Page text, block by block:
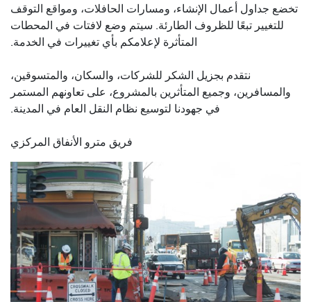
تخضع جداول أعمال الإنشاء، ومسارات الحافلات، ومواقع التوقف
للتغيير تبعًا للظروف الطارئة. سيتم وضع لافتات في المحطات
المتأثرة لإعلامكم بأي تغييرات في الخدمة.
نتقدم بجزيل الشكر للشركات، والسكان، والمتسوقين،
والمسافرين، وجميع المتأثرين بالمشروع، على تعاونهم المستمر
في جهودنا لتوسيع نظام النقل العام في المدينة.
فريق مترو الأنفاق المركزي